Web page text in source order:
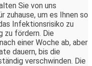
Sie von uns
um es Ihnen so
Infektionsrisiko zu
zu fördern. Die
einer Woche ab, aber
dauern, bis die
verschwinden. Die